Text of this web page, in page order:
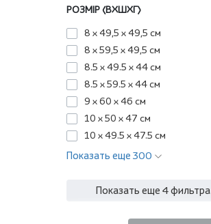
РОЗМІР (ВХШХГ)
8 x 49,5 x 49,5 см
8 x 59,5 x 49,5 см
8.5 х 49.5 х 44 см
8.5 х 59.5 х 44 см
9 х 60 х 46 см
10 х 50 х 47 см
10 x 49.5 x 47.5 см
Показать еще 300
Показать еще 4 фильтра